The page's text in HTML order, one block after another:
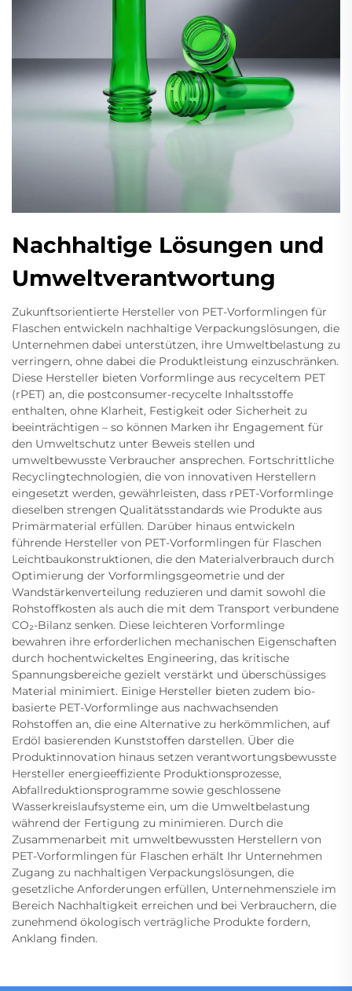
Nachhaltige Lösungen und
Umweltverantwortung
Zukunftsorientierte Hersteller von PET-Vorformlingen für
Flaschen entwickeln nachhaltige Verpackungslösungen, die
Unternehmen dabei unterstützen, ihre Umweltbelastung zu
verringern, ohne dabei die Produktleistung einzuschränken.
Diese Hersteller bieten Vorformlinge aus recyceltem PET
(rPET) an, die postconsumer-recycelte Inhaltsstoffe
enthalten, ohne Klarheit, Festigkeit oder Sicherheit zu
beeinträchtigen – so können Marken ihr Engagement für
den Umweltschutz unter Beweis stellen und
umweltbewusste Verbraucher ansprechen. Fortschrittliche
Recyclingtechnologien, die von innovativen Herstellern
eingesetzt werden, gewährleisten, dass rPET-Vorformlinge
dieselben strengen Qualitätsstandards wie Produkte aus
Primärmaterial erfüllen. Darüber hinaus entwickeln
führende Hersteller von PET-Vorformlingen für Flaschen
Leichtbaukonstruktionen, die den Materialverbrauch durch
Optimierung der Vorformlingsgeometrie und der
Wandstärkenverteilung reduzieren und damit sowohl die
Rohstoffkosten als auch die mit dem Transport verbundene
CO₂-Bilanz senken. Diese leichteren Vorformlinge
bewahren ihre erforderlichen mechanischen Eigenschaften
durch hochentwickeltes Engineering, das kritische
Spannungsbereiche gezielt verstärkt und überschüssiges
Material minimiert. Einige Hersteller bieten zudem bio-
basierte PET-Vorformlinge aus nachwachsenden
Rohstoffen an, die eine Alternative zu herkömmlichen, auf
Erdöl basierenden Kunststoffen darstellen. Über die
Produktinnovation hinaus setzen verantwortungsbewusste
Hersteller energieeffiziente Produktionsprozesse,
Abfallreduktionsprogramme sowie geschlossene
Wasserkreislaufsysteme ein, um die Umweltbelastung
während der Fertigung zu minimieren. Durch die
Zusammenarbeit mit umweltbewussten Herstellern von
PET-Vorformlingen für Flaschen erhält Ihr Unternehmen
Zugang zu nachhaltigen Verpackungslösungen, die
gesetzliche Anforderungen erfüllen, Unternehmensziele im
Bereich Nachhaltigkeit erreichen und bei Verbrauchern, die
zunehmend ökologisch verträgliche Produkte fordern,
Anklang finden.